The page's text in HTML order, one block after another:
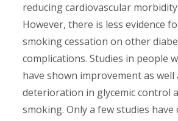
reducing cardiovascular
However, there is less evidence
smoking cessation on other
complications. Studies in people
have shown improvement as
deterioration in glycemic control
smoking. Only a few studies have